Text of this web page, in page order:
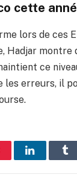
cette
lors de ces
Hadjar montre
ce
les erreurs, il
LinkedIn